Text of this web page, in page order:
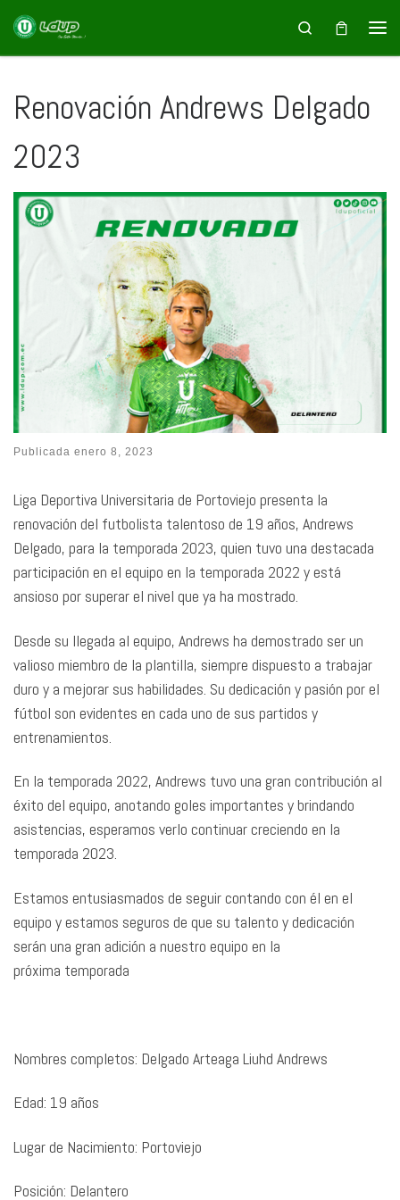
Saltar al contenido Search
Renovación Andrews Delgado
2023
Publicada enero 8, 2023
Liga Deportiva Universitaria de Portoviejo presenta la
renovación del futbolista talentoso de 19 años, Andrews
Delgado, para la temporada 2023, quien tuvo una destacada
participación en el equipo en la temporada 2022 y está
ansioso por superar el nivel que ya ha mostrado.
Desde su llegada al equipo, Andrews ha demostrado ser un
valioso miembro de la plantilla, siempre dispuesto a trabajar
duro y a mejorar sus habilidades. Su dedicación y pasión por el
fútbol son evidentes en cada uno de sus partidos y
entrenamientos.
En la temporada 2022, Andrews tuvo una gran contribución al
éxito del equipo, anotando goles importantes y brindando
asistencias, esperamos verlo continuar creciendo en la
temporada 2023.
Estamos entusiasmados de seguir contando con él en el
equipo y estamos seguros de que su talento y dedicación
serán una gran adición a nuestro equipo en la
próxima temporada
Nombres completos: Delgado Arteaga Liuhd Andrews
Edad: 19 años
Lugar de Nacimiento: Portoviejo
Posición: Delantero